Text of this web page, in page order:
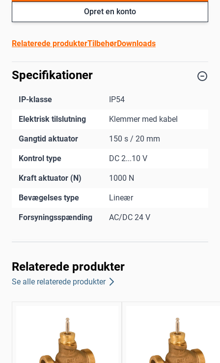
Opret en konto
Relaterede produkterTilbehørDownloads
Specifikationer
IP-klasse IP54
Elektrisk tilslutning Klemmer med kabel
Gangtid aktuator 150 s / 20 mm
Kontrol type DC 2...10 V
Kraft aktuator (N) 1000 N
Bevægelses type Lineær
Forsyningsspænding AC/DC 24 V
Relaterede produkter
Se alle relaterede produkter